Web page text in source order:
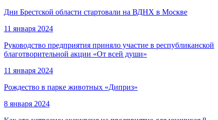
Дни Брестской области стартовали на ВДНХ в Москве
11 января 2024
Руководство предприятия приняло участие в республиканской
благотворительной акции «От всей души»
11 января 2024
Рождество в парке животных «Диприз»
8 января 2024